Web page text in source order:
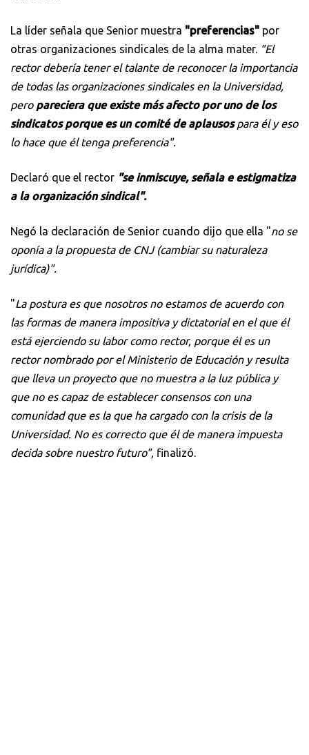
La líder señala que Senior muestra "preferencias" por
otras organizaciones sindicales de la alma mater. "El
rector debería tener el talante de reconocer la importancia
de todas las organizaciones sindicales en la Universidad,
peropareciera que existe más afecto por uno de los
sindicatos porque es un comité de aplausospara él y eso
lo hace que él tenga preferencia".
Declaró que el rector "se inmiscuye, señala e estigmatiza
a la organización sindical".
Negó la declaración de Senior cuando dijo que ella "no se
oponía a la propuesta de CNJ (cambiar su naturaleza
jurídica)".
"La postura es que nosotros no estamos de acuerdo con
las formas de manera impositiva y dictatorial en el que él
está ejerciendo su labor como rector, porque él es un
rector nombrado por el Ministerio de Educación y resulta
que lleva un proyecto que no muestra a la luz pública y
que no es capaz de establecer consensos con una
comunidad que es la que ha cargado con la crisis de la
Universidad. No es correcto que él de manera impuesta
decida sobre nuestro futuro", finalizó.